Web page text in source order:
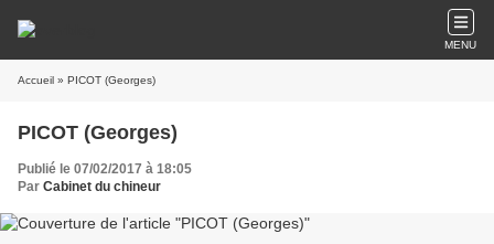
MENU
Accueil » PICOT (Georges)
PICOT (Georges)
Publié le 07/02/2017 à 18:05
Par Cabinet du chineur